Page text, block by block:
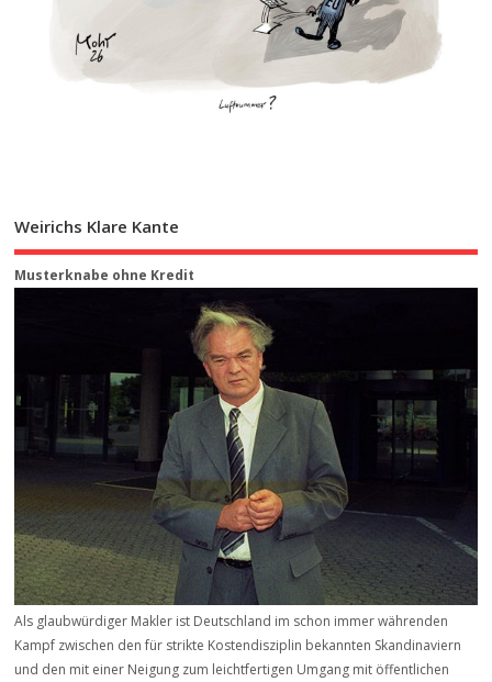
Weirichs Klare Kante
Musterknabe ohne Kredit
Als glaubwürdiger Makler ist Deutschland im schon immer währenden
Kampf zwischen den für strikte Kostendisziplin bekannten Skandinaviern
und den mit einer Neigung zum leichtfertigen Umgang mit öffentlichen